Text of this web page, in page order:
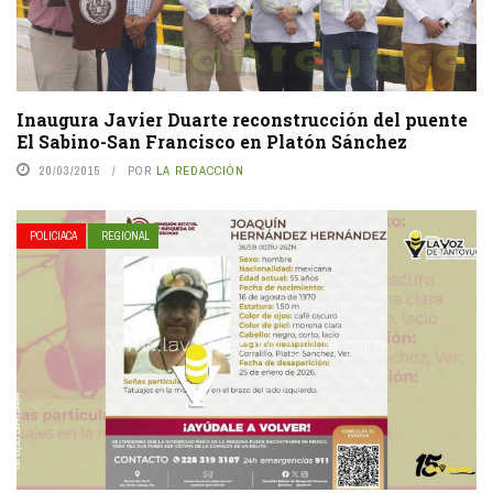
Inaugura Javier Duarte reconstrucción del puente
El Sabino-San Francisco en Platón Sánchez
20/03/2015 POR LA REDACCIÓN
POLICIACA REGIONAL